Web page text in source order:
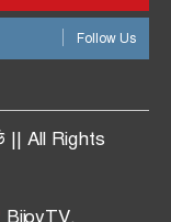
Follow Us
|| All Rights
BijoyTV.